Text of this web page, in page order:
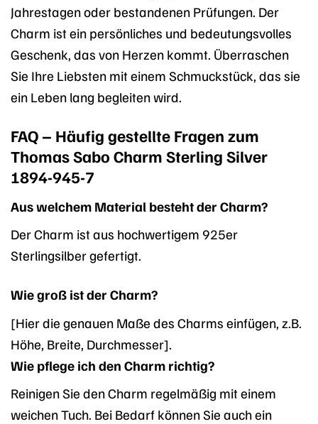
Jahrestagen oder bestandenen Prüfungen. Der
Charm ist ein persönliches und bedeutungsvolles
Geschenk, das von Herzen kommt. Überraschen
Sie Ihre Liebsten mit einem Schmuckstück, das sie
ein Leben lang begleiten wird.
FAQ – Häufig gestellte Fragen zum
Thomas Sabo Charm Sterling Silver
1894-945-7
Aus welchem Material besteht der Charm?
Der Charm ist aus hochwertigem 925er
Sterlingsilber gefertigt.
Wie groß ist der Charm?
[Hier die genauen Maße des Charms einfügen, z.B.
Höhe, Breite, Durchmesser].
Wie pflege ich den Charm richtig?
Reinigen Sie den Charm regelmäßig mit einem
weichen Tuch. Bei Bedarf können Sie auch ein